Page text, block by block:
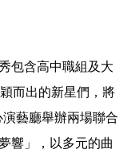
包含高中職組及大
而出的新星們，將
藝廳舉辦兩場聯合
響」，以多元的曲